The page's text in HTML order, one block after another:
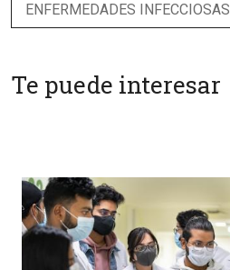
ENFERMEDADES INFECCIOSAS
Te puede interesar